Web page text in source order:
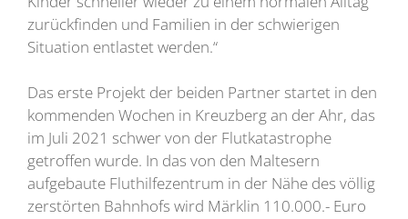
zurückfinden und Familien in der schwierigen
Situation entlastet werden.“
Das erste Projekt der beiden Partner startet in den
kommenden Wochen in Kreuzberg an der Ahr, das
im Juli 2021 schwer von der Flutkatastrophe
getroffen wurde. In das von den Maltesern
aufgebaute Fluthilfezentrum in der Nähe des völlig
zerstörten Bahnhofs wird Märklin 110.000.- Euro